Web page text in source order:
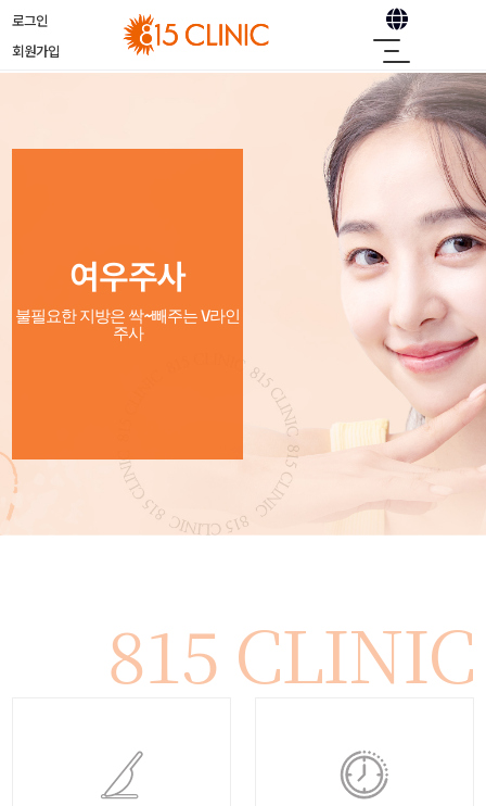
로그인
회원가입
여우주사
불필요한 지방은 싹~빼주는 V라인
주사
815 CLINIC